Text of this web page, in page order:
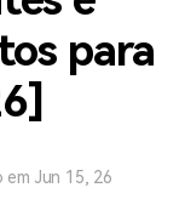
para
Jun 15, 26